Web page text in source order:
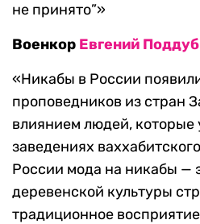
не принято”»
Военкор Евгений
«Никабы в России
проповедников из стран
влиянием людей, которые
заведениях
России мода на никабы —
деревенской культуры
традиционное